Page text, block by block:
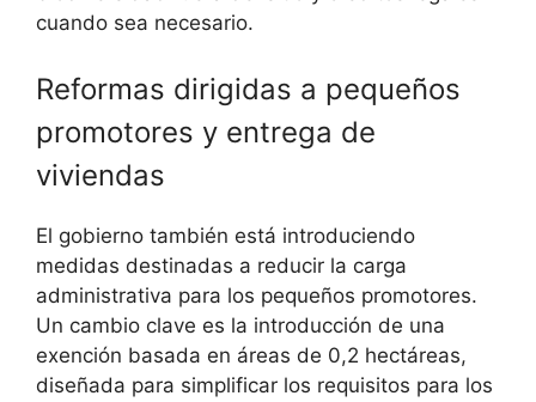
cuando sea necesario.
Reformas dirigidas a pequeños
promotores y entrega de
viviendas
El gobierno también está introduciendo
medidas destinadas a reducir la carga
administrativa para los pequeños promotores.
Un cambio clave es la introducción de una
exención basada en áreas de 0,2 hectáreas,
diseñada para simplificar los requisitos para los